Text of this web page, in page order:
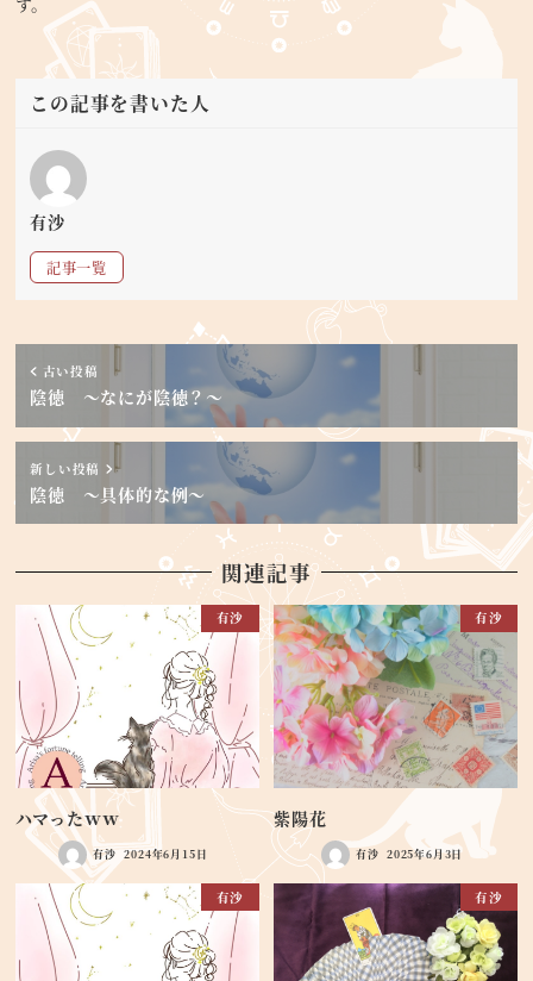
この記事を書いた人
有沙
記事一覧
古い投稿
陰徳 ～なにが陰徳？～
新しい投稿
陰徳 ～具体的な例～
関連記事
有沙
ハマったｗｗ
有沙 2024年6月15日
有沙
紫陽花
有沙 2025年6月3日
有沙 有沙